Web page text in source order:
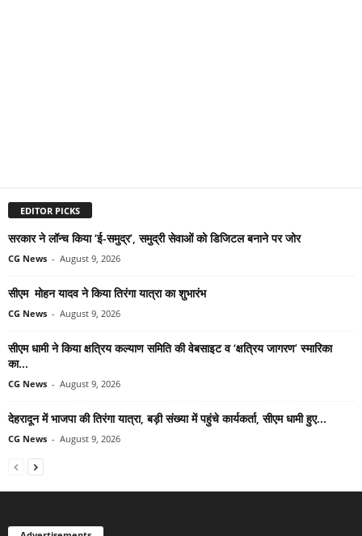
EDITOR PICKS
सरकार ने लॉन्च किया ‘ई-समुद्र’, समुद्री सेवाओं को डिजिटल बनाने पर जोर
CG News - August 9, 2026
सीएम मोहन यादव ने किया तिरंगा यात्रा का शुभारंभ
CG News - August 9, 2026
सीएम धामी ने किया क्षत्रिय कल्याण समिति की वेबसाइट व ‘क्षत्रिय जागरण’ स्मारिका
का...
CG News - August 9, 2026
देहरादून में भाजपा की तिरंगा यात्रा, बड़ी संख्या में पहुंचे कार्यकर्ता, सीएम धामी हुए...
CG News - August 9, 2026